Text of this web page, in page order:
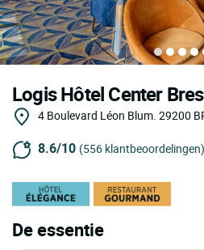
Logis Hôtel Center
4 Boulevard Léon Blum. 29200
8.6/10 (556 klantbeoordelingen)
De essentie